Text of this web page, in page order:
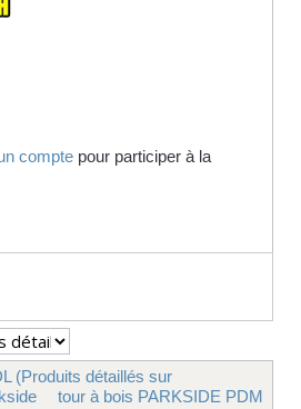
compte pour participer à la
(Produits détaillés sur
tour à bois PARKSIDE PDM